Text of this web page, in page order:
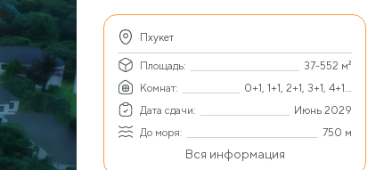
Пхукет
Площадь:
37-552 м²
Комнат:
0+1, 1+1, 2+1, 3+1, 4+1...
Дата сдачи:
Июнь 2029
До моря:
750 м
Вся информация